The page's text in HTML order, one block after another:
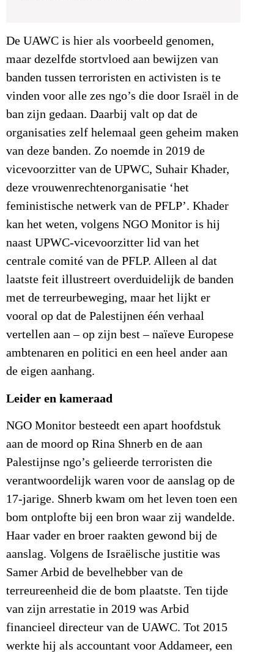
De UAWC is hier als voorbeeld genomen,
maar dezelfde stortvloed aan bewijzen van
banden tussen terroristen en activisten is te
vinden voor alle zes ngo’s die door Israël in de
ban zijn gedaan. Daarbij valt op dat de
organisaties zelf helemaal geen geheim maken
van deze banden. Zo noemde in 2019 de
vicevoorzitter van de UPWC, Suhair Khader,
deze vrouwenrechtenorganisatie ‘het
feministische netwerk van de PFLP’. Khader
kan het weten, volgens NGO Monitor is hij
naast UPWC-vicevoorzitter lid van het
centrale comité van de PFLP. Alleen al dat
laatste feit illustreert overduidelijk de banden
met de terreurbeweging, maar het lijkt er
vooral op dat de Palestijnen één verhaal
vertellen aan – op zijn best – naïeve Europese
ambtenaren en politici en een heel ander aan
de eigen aanhang.
Leider en kameraad
NGO Monitor besteedt een apart hoofdstuk
aan de moord op Rina Shnerb en de aan
Palestijnse ngo’s gelieerde terroristen die
verantwoordelijk waren voor de aanslag op de
17-jarige. Shnerb kwam om het leven toen een
bom ontplofte bij een bron waar zij wandelde.
Haar vader en broer raakten gewond bij de
aanslag. Volgens de Israëlische justitie was
Samer Arbid de bevelhebber van de
terreureenheid die de bom plaatste. Ten tijde
van zijn arrestatie in 2019 was Arbid
financieel directeur van de UAWC. Tot 2015
werkte hij als accountant voor Addameer, een